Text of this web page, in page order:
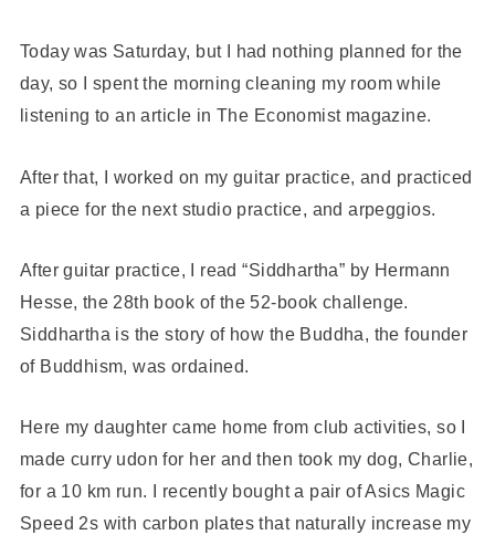
Today was Saturday, but I had nothing planned for the
day, so I spent the morning cleaning my room while
listening to an article in The Economist magazine.
After that, I worked on my guitar practice, and practiced
a piece for the next studio practice, and arpeggios.
After guitar practice, I read “Siddhartha” by Hermann
Hesse, the 28th book of the 52-book challenge.
Siddhartha is the story of how the Buddha, the founder
of Buddhism, was ordained.
Here my daughter came home from club activities, so I
made curry udon for her and then took my dog, Charlie,
for a 10 km run. I recently bought a pair of Asics Magic
Speed 2s with carbon plates that naturally increase my